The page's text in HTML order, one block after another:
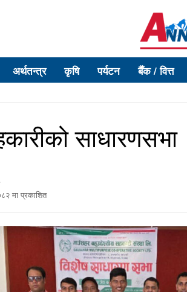
अर्थतन्त्र कृषि पर्यटन बैँक / वित्त
साधारणसभा
मा प्रकाशित